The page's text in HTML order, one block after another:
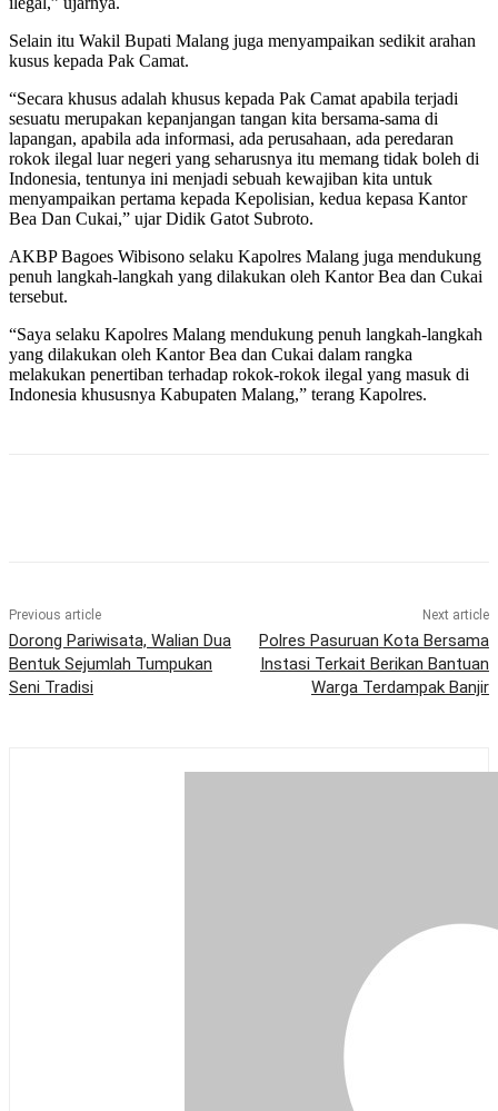
Selain itu Wakil Bupati Malang juga menyampaikan sedikit arahan
kusus kepada Pak Camat.
“Secara khusus adalah khusus kepada Pak Camat apabila terjadi
sesuatu merupakan kepanjangan tangan kita bersama-sama di
lapangan, apabila ada informasi, ada perusahaan, ada peredaran
rokok ilegal luar negeri yang seharusnya itu memang tidak boleh di
Indonesia, tentunya ini menjadi sebuah kewajiban kita untuk
menyampaikan pertama kepada Kepolisian, kedua kepasa Kantor
Bea Dan Cukai,” ujar Didik Gatot Subroto.
AKBP Bagoes Wibisono selaku Kapolres Malang juga mendukung
penuh langkah-langkah yang dilakukan oleh Kantor Bea dan Cukai
tersebut.
“Saya selaku Kapolres Malang mendukung penuh langkah-langkah
yang dilakukan oleh Kantor Bea dan Cukai dalam rangka
melakukan penertiban terhadap rokok-rokok ilegal yang masuk di
Indonesia khususnya Kabupaten Malang,” terang Kapolres.
Previous article
Dorong Pariwisata, Walian Dua
Bentuk Sejumlah Tumpukan
Seni Tradisi
Next article
Polres Pasuruan Kota Bersama
Instasi Terkait Berikan Bantuan
Warga Terdampak Banjir